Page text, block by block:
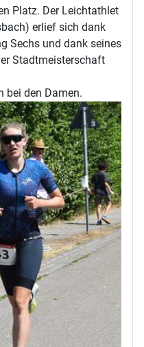
Platz. Der Leichtathlet
erlief sich dank
Sechs und dank seines
Stadtmeisterschaft
bei den Damen.